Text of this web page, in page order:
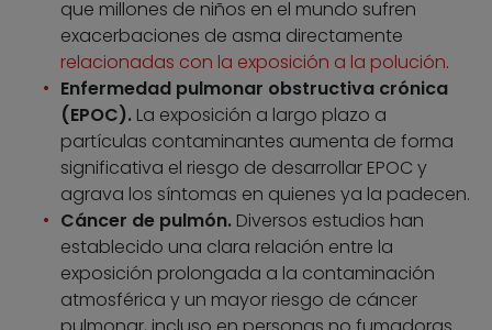
que millones de niños en el mundo sufren
exacerbaciones de asma directamente
relacionadas con la exposición a la polución.
Enfermedad pulmonar obstructiva crónica
(EPOC). La exposición a largo plazo a
partículas contaminantes aumenta de forma
significativa el riesgo de desarrollar EPOC y
agrava los síntomas en quienes ya la padecen.
Cáncer de pulmón. Diversos estudios han
establecido una clara relación entre la
exposición prolongada a la contaminación
atmosférica y un mayor riesgo de cáncer